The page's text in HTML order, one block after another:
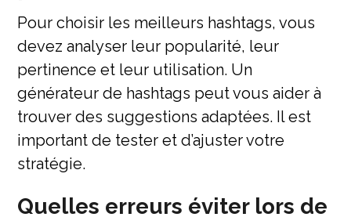
Pour choisir les meilleurs hashtags, vous
devez analyser leur popularité, leur
pertinence et leur utilisation. Un
générateur de hashtags peut vous aider à
trouver des suggestions adaptées. Il est
important de tester et d’ajuster votre
stratégie.
Quelles erreurs éviter lors de